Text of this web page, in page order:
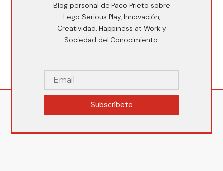
Blog personal de Paco Prieto sobre
Lego Serious Play, Innovación,
Creatividad, Happiness at Work y
Sociedad del Conocimiento.
Subscríbete